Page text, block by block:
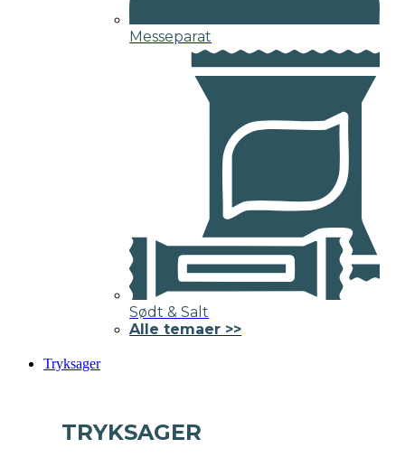
Messeparat
Sødt & Salt
Alle temaer >>
Tryksager
TRYKSAGER